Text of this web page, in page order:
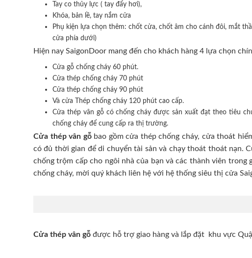
Tay co thủy lực ( tay đẩy hơi),
Khóa, bản lề, tay nắm cửa
Phụ kiện lựa chọn thêm: chốt cửa, chốt âm cho cánh đôi, mắt
cửa phía dưới)
Hiện nay SaigonDoor mang đến cho khách hàng 4 lựa chọn
Cửa gỗ chống cháy 60 phút.
Cửa thép chống cháy 70 phút
Cửa thép chống cháy 90 phút
Và cửa Thép chống cháy 120 phút cao cấp.
Cửa thép vân gỗ có chống cháy được sản xuất đạt theo tiêu
chống cháy để cung cấp ra thị trường.
Cửa thép vân gỗbao gồm cửa thép chống cháy, cửa thoát
có đủ thời gian để di chuyển tài sản và chạy thoát thoát nạn.
chống trộm cấp cho ngôi nhà của bạn và các thành viên
chống cháy, mời quý khách liên hệ với hệ thống siêu thị cửa
Cửa thép vân gỗ được hỗ trợ giao hàng và lắp đặt khu vực